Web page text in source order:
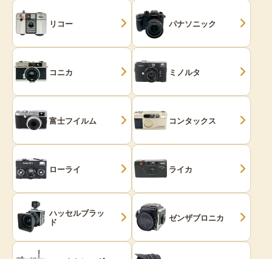
リコー パナソニック
コニカ ミノルタ
富士フイルム コンタックス
ローライ ライカ
ハッセルブラッ
ド ゼンザブロニカ